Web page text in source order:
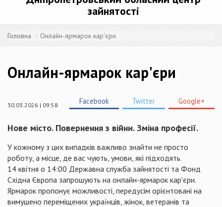
зайнятості
Головна Онлайн-ярмарок кар'єри
Онлайн-ярмарок кар'єри
30.03.2026 | 09:58 Facebook Twitter Google+
Нове місто. Повернення з війни. Зміна професії.
У кожному з цих випадків важливо знайти не просто
роботу, а місце, де вас чують, умови, які підходять.
14 квітня о 14:00 Державна служба зайнятості та Фонд
Східна Європа запрошують на онлайн-ярмарок кар'єри.
Ярмарок пропонує можливості, передусім орієнтовані на
вимушено переміщених українців, жінок, ветеранів та